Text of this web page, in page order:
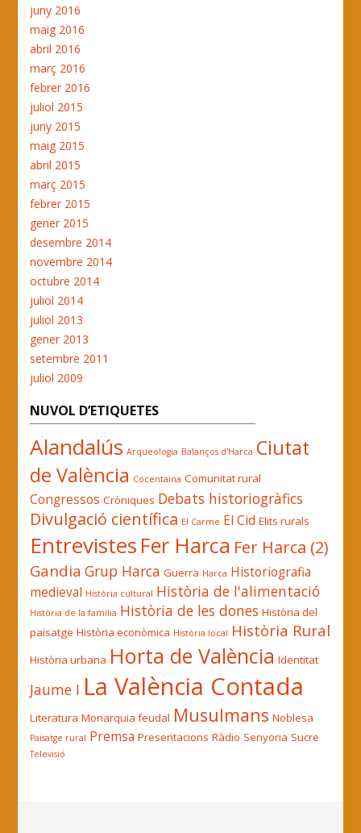
juny 2016
maig 2016
abril 2016
març 2016
febrer 2016
juliol 2015
juny 2015
maig 2015
abril 2015
març 2015
febrer 2015
gener 2015
desembre 2014
novembre 2014
octubre 2014
juliol 2014
juliol 2013
gener 2013
setembre 2011
juliol 2009
NUVOL D’ETIQUETES
Alandalús Arqueologia Balanços d'Harca Ciutat
de València Cocentaina Comunitat rural
Congressos Cròniques Debats historiogràfics
Divulgació científica El Carme El Cid Elits rurals
Entrevistes Fer Harca Fer Harca (2)
Gandia Grup Harca Guerra Harca Historiografia
medieval Història cultural Història de l'alimentació
Història de la família Història de les dones Història del
paisatge Història econòmica Història local Història Rural
Història urbana Horta de València Identitat
Jaume I La València Contada
Literatura Monarquia feudal Musulmans Noblesa
Paisatge rural Premsa Presentacions Ràdio Senyoria Sucre
Televisió